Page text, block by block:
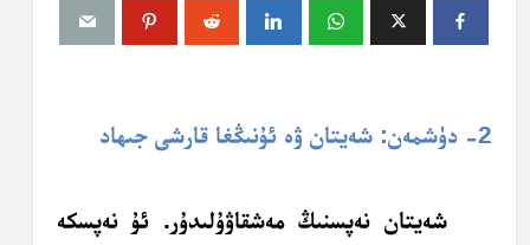
2- دۈشمەن: شەيتان ۋە ئۇنىڭغا قارشى جىھاد
شەيتان نەپسنىڭ مەشقاۋۇلىدۇر. ئۇ نەپسكە